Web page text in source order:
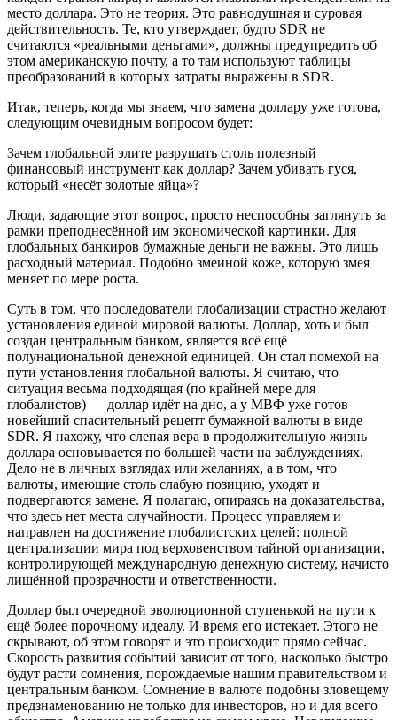
место доллара. Это не теория. Это равнодушная и суровая
действительность. Те, кто утверждает, будто SDR не
считаются «реальными деньгами», должны предупредить об
этом американскую почту, а то там используют таблицы
преобразований в которых затраты выражены в SDR.
Итак, теперь, когда мы знаем, что замена доллару уже готова,
следующим очевидным вопросом будет:
Зачем глобальной элите разрушать столь полезный
финансовый инструмент как доллар? Зачем убивать гуся,
который «несёт золотые яйца»?
Люди, задающие этот вопрос, просто неспособны заглянуть за
рамки преподнесённой им экономической картинки. Для
глобальных банкиров бумажные деньги не важны. Это лишь
расходный материал. Подобно змеиной коже, которую змея
меняет по мере роста.
Суть в том, что последователи глобализации страстно желают
установления единой мировой валюты. Доллар, хоть и был
создан центральным банком, является всё ещё
полунациональной денежной единицей. Он стал помехой на
пути установления глобальной валюты. Я считаю, что
ситуация весьма подходящая (по крайней мере для
глобалистов) — доллар идёт на дно, а у МВФ уже готов
новейший спасительный рецепт бумажной валюты в виде
SDR. Я нахожу, что слепая вера в продолжительную жизнь
доллара основывается по большей части на заблуждениях.
Дело не в личных взглядах или желаниях, а в том, что
валюты, имеющие столь слабую позицию, уходят и
подвергаются замене. Я полагаю, опираясь на доказательства,
что здесь нет места случайности. Процесс управляем и
направлен на достижение глобалистских целей: полной
централизации мира под верховенством тайной организации,
контролирующей международную денежную систему, начисто
лишённой прозрачности и ответственности.
Доллар был очередной эволюционной ступенькой на пути к
ещё более порочному идеалу. И время его истекает. Этого не
скрывают, об этом говорят и это происходит прямо сейчас.
Скорость развития событий зависит от того, насколько быстро
будут расти сомнения, порождаемые нашим правительством и
центральным банком. Сомнение в валюте подобны зловещему
предзнаменованию не только для инвесторов, но и для всего